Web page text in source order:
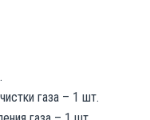
газа – 1 шт.